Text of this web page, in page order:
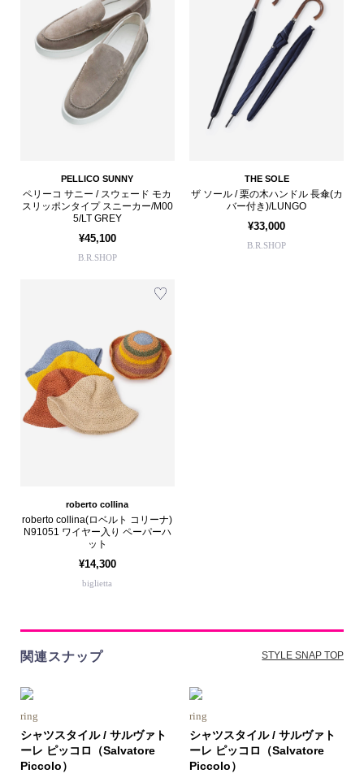
PELLICO SUNNY
ペリーコ サニー / スウェード モカ
スリッポンタイプ スニーカー/M00
5/LT GREY
¥45,100
B.R.SHOP
THE SOLE
ザ ソール / 栗の木ハンドル 長傘(カ
バー付き)/LUNGO
¥33,000
B.R.SHOP
roberto collina
roberto collina(ロベルト コリーナ)
N91051 ワイヤー入り ペーパーハ
ット
¥14,300
biglietta
関連スナップ STYLE SNAP TOP
ring
シャツスタイル / サルヴァト
ーレ ピッコロ（Salvatore
Piccolo）
ring
シャツスタイル / サルヴァト
ーレ ピッコロ（Salvatore
Piccolo）